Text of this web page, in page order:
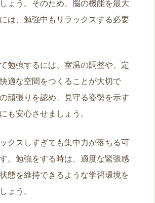
ょう。そのため、脳の機能を最大
は、勉強中もリラックスする必要
勉強するには、室温の調整や、定
適な空間をつくることが大切で
頑張りを認め、見守る姿勢を示す
も安心させましょう。
クスしすぎても集中力が落ちる可
。勉強をする時は、適度な緊張感
態を維持できるような学習環境を
ょう。